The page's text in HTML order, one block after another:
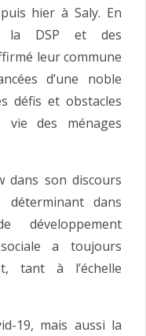
hier à Saly. En
la DSP et des
leur commune
d’une noble
défis et obstacles
des ménages
dans son discours
dans
développement
a toujours
tant à l’échelle
19, mais aussi la